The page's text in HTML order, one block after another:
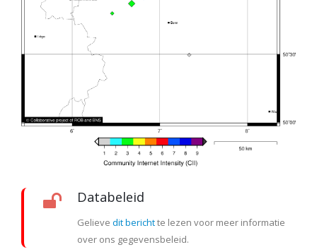
Databeleid
Gelieve dit berichtte lezen voor meer informatie
over ons gegevensbeleid.